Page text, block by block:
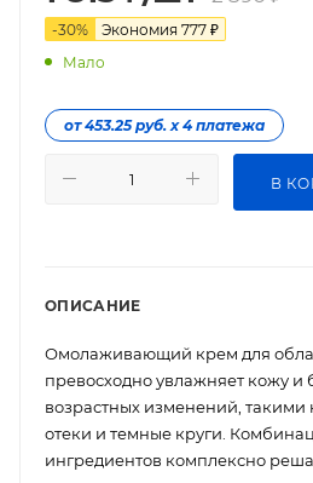
-30% Экономия 777 ₽
Мало
от 453.25 руб. х 4 платежа
В
ОПИСАНИЕ
Омолаживающий крем для
превосходно увлажняет кожу и
возрастных изменений, такими
отеки и темные круги.
ингредиентов комплексно